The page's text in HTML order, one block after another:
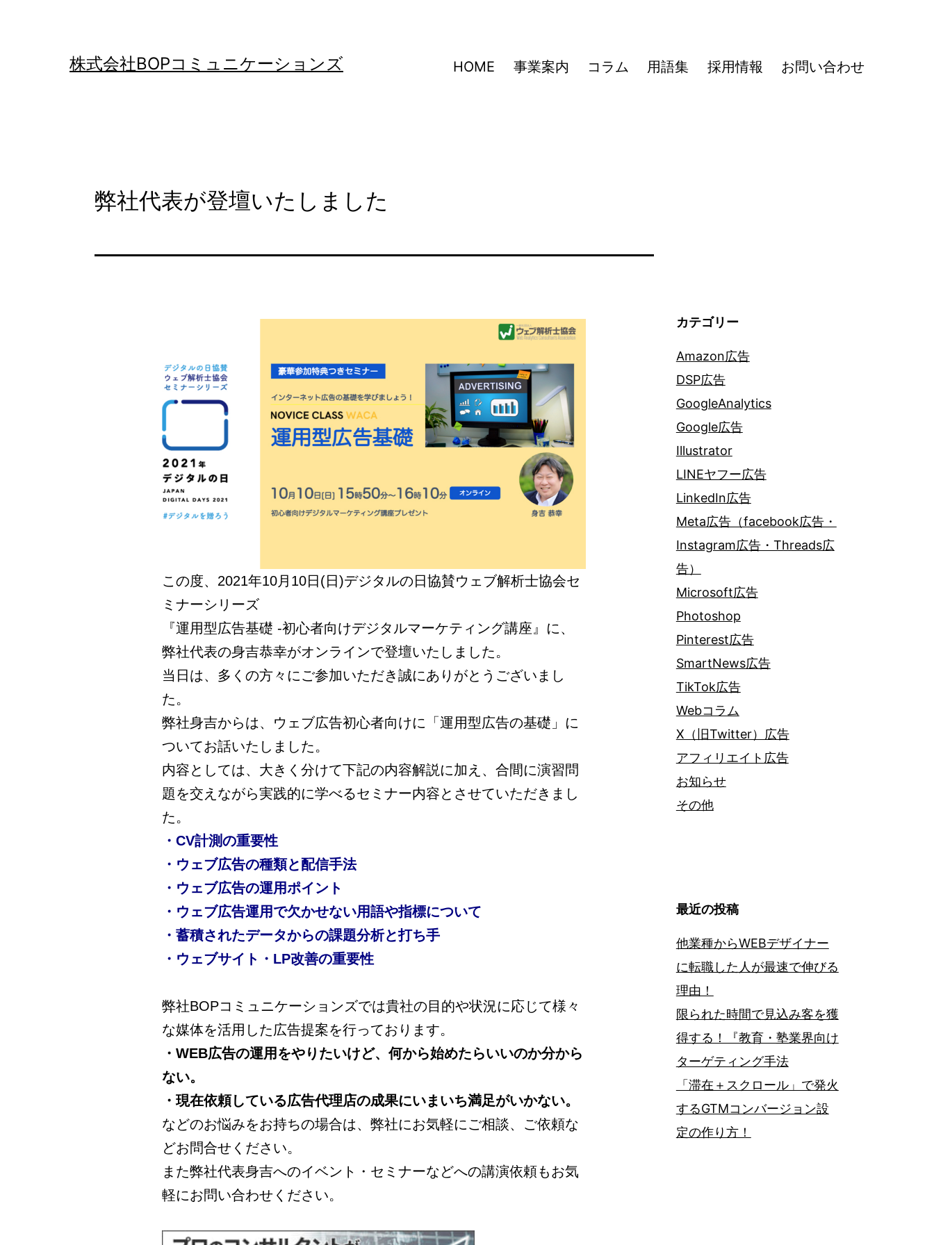
株式会社BOPコミュニケーションズ HOME 事業案内 コラム 用語集 採用情報 お問い合わせ
弊社代表が登壇いたしました
この度、2021年10月10日(日)デジタルの日協賛ウェブ解析士協会セ
ミナーシリーズ
『運用型広告基礎 -初心者向けデジタルマーケティング講座』に、
弊社代表の身吉恭幸がオンラインで登壇いたしました。
当日は、多くの方々にご参加いただき誠にありがとうございまし
た。
弊社身吉からは、ウェブ広告初心者向けに「運用型広告の基礎」に
ついてお話いたしました。
内容としては、大きく分けて下記の内容解説に加え、合間に演習問
題を交えながら実践的に学べるセミナー内容とさせていただきまし
た。
・CV計測の重要性
・ウェブ広告の種類と配信手法
・ウェブ広告の運用ポイント
・ウェブ広告運用で欠かせない用語や指標について
・蓄積されたデータからの課題分析と打ち手
・ウェブサイト・LP改善の重要性
弊社BOPコミュニケーションズでは貴社の目的や状況に応じて様々
な媒体を活用した広告提案を行っております。
・WEB広告の運用をやりたいけど、何から始めたらいいのか分から
ない。
・現在依頼している広告代理店の成果にいまいち満足がいかない。
などのお悩みをお持ちの場合は、弊社にお気軽にご相談、ご依頼な
どお問合せください。
また弊社代表身吉へのイベント・セミナーなどへの講演依頼もお気
軽にお問い合わせください。
カテゴリー
Amazon広告
DSP広告
GoogleAnalytics
Google広告
Illustrator
LINEヤフー広告
LinkedIn広告
Meta広告（facebook広告・
Instagram広告・Threads広
告）
Microsoft広告
Photoshop
Pinterest広告
SmartNews広告
TikTok広告
Webコラム
X（旧Twitter）広告
アフィリエイト広告
お知らせ
その他
最近の投稿
他業種からWEBデザイナー
に転職した人が最速で伸びる
理由！
限られた時間で見込み客を獲
得する！『教育・塾業界向け
ターゲティング手法
「滞在＋スクロール」で発火
するGTMコンバージョン設
定の作り方！